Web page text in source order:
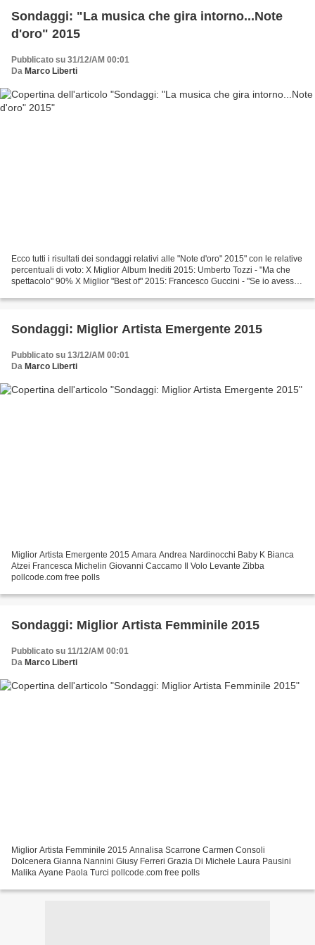
Sondaggi: "La musica che gira intorno...Note
d'oro" 2015
Pubblicato su 31/12/AM 00:01
Da Marco Liberti
Ecco tutti i risultati dei sondaggi relativi alle "Note d'oro" 2015" con le relative
percentuali di voto: X Miglior Album Inediti 2015: Umberto Tozzi - "Ma che
spettacolo" 90% X Miglior "Best of" 2015: Francesco Guccini - "Se io avessi
Sondaggi: Miglior Artista Emergente 2015
Pubblicato su 13/12/AM 00:01
Da Marco Liberti
Miglior Artista Emergente 2015 Amara Andrea Nardinocchi Baby K Bianca
Atzei Francesca Michelin Giovanni Caccamo Il Volo Levante Zibba
pollcode.com free polls
Sondaggi: Miglior Artista Femminile 2015
Pubblicato su 11/12/AM 00:01
Da Marco Liberti
Miglior Artista Femminile 2015 Annalisa Scarrone Carmen Consoli
Dolcenera Gianna Nannini Giusy Ferreri Grazia Di Michele Laura Pausini
Malika Ayane Paola Turci pollcode.com free polls